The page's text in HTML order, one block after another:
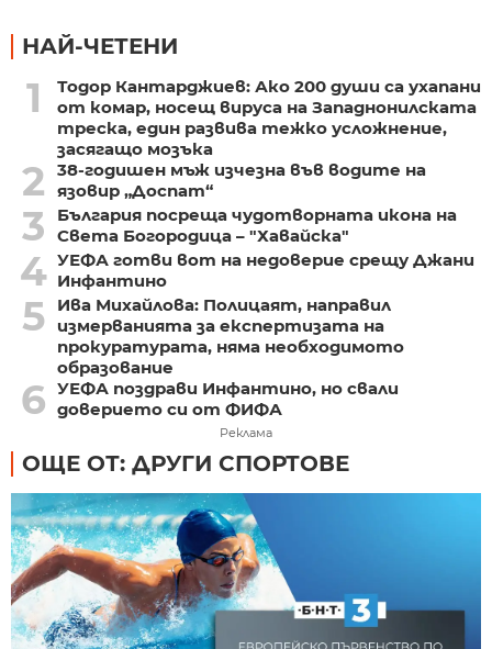
НАЙ-ЧЕТЕНИ
1
Тодор Кантарджиев: Ако 200 души са ухапани
от комар, носещ вируса на Западнонилската
треска, един развива тежко усложнение,
засягащо мозъка
2
38-годишен мъж изчезна във водите на
язовир „Доспат“
3
България посреща чудотворната икона на
Света Богородица – "Хавайска"
4 УЕФА готви вот на недоверие срещу Джани
Инфантино
5
Ива Михайлова: Полицаят, направил
измерванията за експертизата на
прокуратурата, няма необходимото
образование
6 УЕФА поздрави Инфантино, но свали
доверието си от ФИФА
Реклама
ОЩЕ ОТ: ДРУГИ СПОРТОВЕ